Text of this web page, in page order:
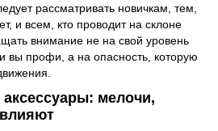
рассматривать новичкам, тем,
и всем, кто проводит на склоне
внимание не на свой уровень
вы профи, а на опасность, которую
мелочи,